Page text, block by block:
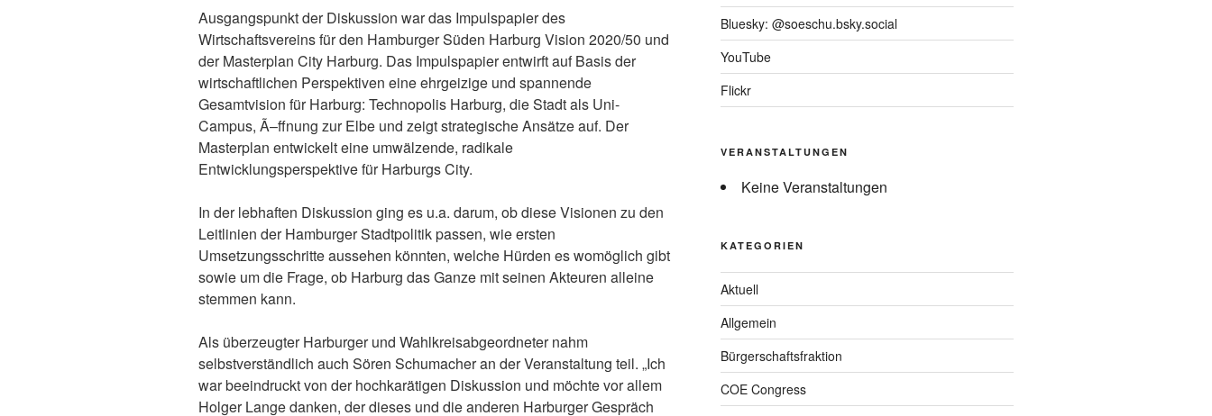
Ausgangspunkt der Diskussion war das Impulspapier des
Wirtschaftsvereins für den Hamburger Süden Harburg Vision 2020/50 und
der Masterplan City Harburg. Das Impulspapier entwirft auf Basis der
wirtschaftlichen Perspektiven eine ehrgeizige und spannende
Gesamtvision für Harburg: Technopolis Harburg, die Stadt als Uni-
Campus, Ã–ffnung zur Elbe und zeigt strategische Ansätze auf. Der
Masterplan entwickelt eine umwälzende, radikale
Entwicklungsperspektive für Harburgs City.
In der lebhaften Diskussion ging es u.a. darum, ob diese Visionen zu den
Leitlinien der Hamburger Stadtpolitik passen, wie ersten
Umsetzungsschritte aussehen könnten, welche Hürden es womöglich gibt
sowie um die Frage, ob Harburg das Ganze mit seinen Akteuren alleine
stemmen kann.
Als überzeugter Harburger und Wahlkreisabgeordneter nahm
selbstverständlich auch Sören Schumacher an der Veranstaltung teil. „Ich
war beeindruckt von der hochkarätigen Diskussion und möchte vor allem
Holger Lange danken, der dieses und die anderen Harburger Gespräch
Bluesky: @soeschu.bsky.social
YouTube
Flickr
VERANSTALTUNGEN
Keine Veranstaltungen
KATEGORIEN
Aktuell
Allgemein
Bürgerschaftsfraktion
COE Congress